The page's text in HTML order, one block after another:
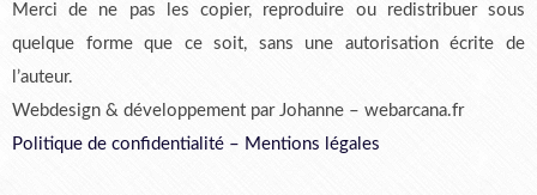
Merci de ne pas les copier, reproduire ou redistribuer sous
quelque forme que ce soit, sans une autorisation écrite de
l’auteur.
Webdesign & développement par Johanne – webarcana.fr
Politique de confidentialité – Mentions légales